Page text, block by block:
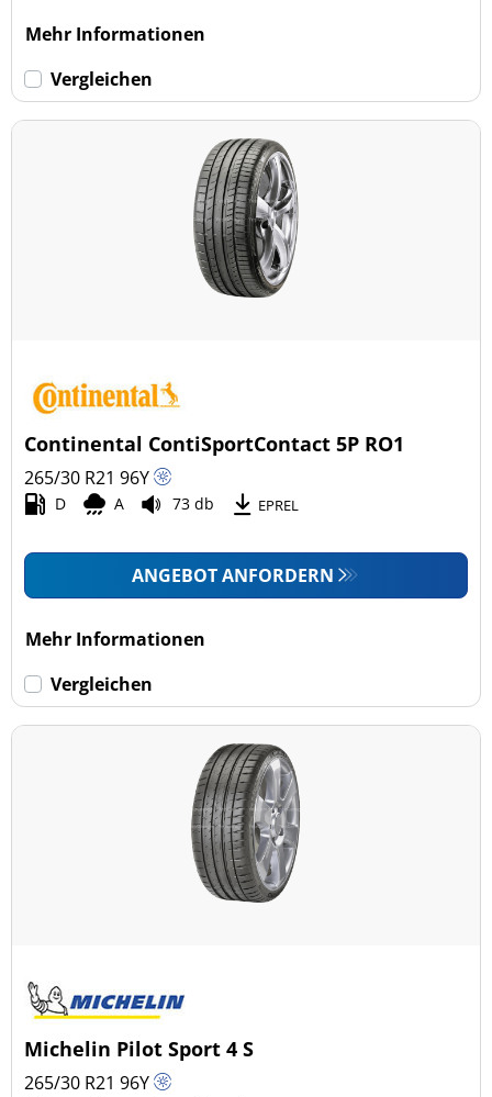
Mehr Informationen
Vergleichen
Continental ContiSportContact 5P RO1
265/30 R2196Y
D A 73 db EPREL
ANGEBOT ANFORDERN
Mehr Informationen
Vergleichen
Michelin Pilot Sport 4 S
265/30 R2196Y